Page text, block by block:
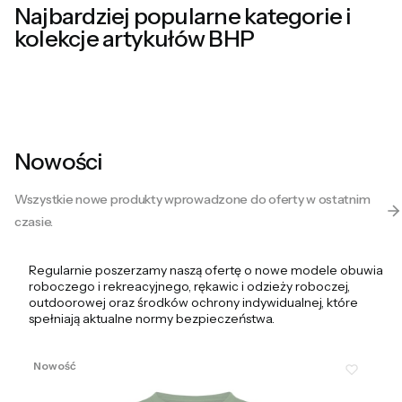
Najbardziej popularne kategorie i
kolekcje artykułów BHP
ochronne
i
robocze
ochronna
i
Nowości
Wszystkie nowe produkty wprowadzone do oferty w ostatnim
czasie.
Regularnie poszerzamy naszą ofertę o nowe modele obuwia
roboczego i rekreacyjnego, rękawic i odzieży roboczej,
outdoorowej oraz środków ochrony indywidualnej, które
spełniają aktualne normy bezpieczeństwa.
Nowość